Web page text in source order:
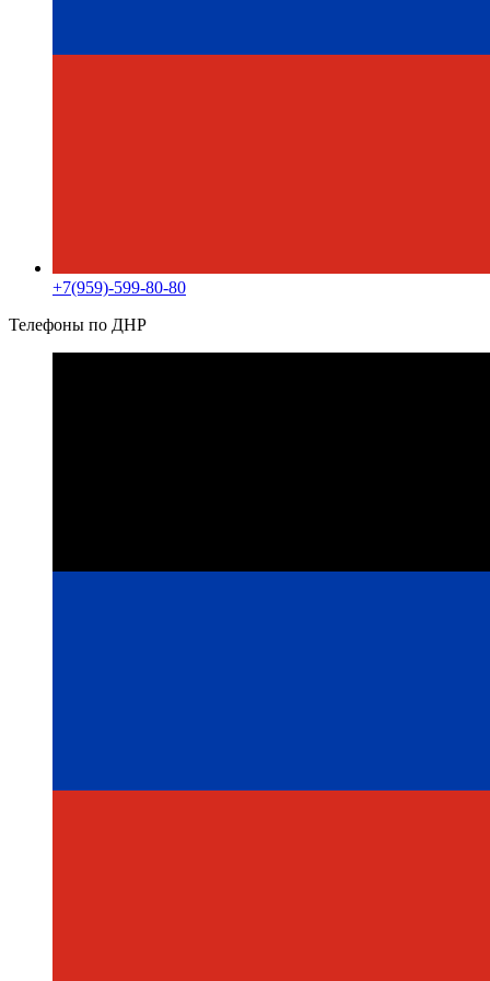
+7(959)-599-80-80
Телефоны по ДНР